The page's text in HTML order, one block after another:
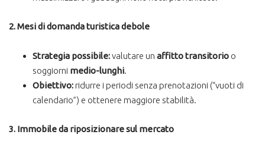
2. Mesi di domanda turistica debole
Strategia possibile:valutare un affitto transitorio o
soggiorni medio-lunghi.
Obiettivo:ridurre i periodi senza prenotazioni (“vuoti di
calendario”) e ottenere maggiore stabilità.
3. Immobile da riposizionare sul mercato